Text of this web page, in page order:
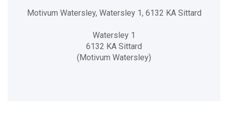
Motivum Watersley, Watersley 1, 6132 KA Sittard
Watersley 1
6132 KA Sittard
(Motivum Watersley)